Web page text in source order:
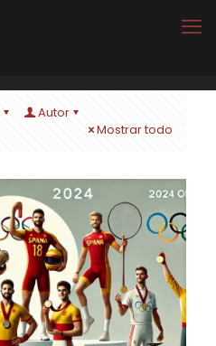
Autor
Mostrar todo